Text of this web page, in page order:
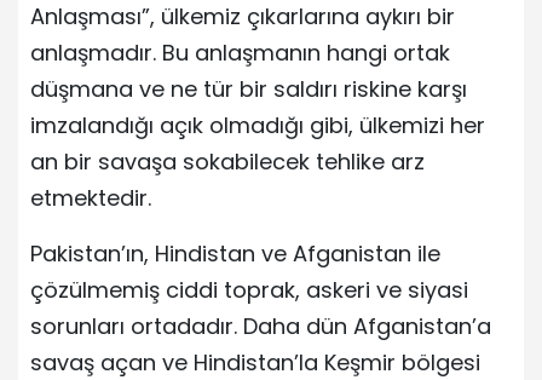
Anlaşması”, ülkemiz çıkarlarına aykırı bir
anlaşmadır. Bu anlaşmanın hangi ortak
düşmana ve ne tür bir saldırı riskine karşı
imzalandığı açık olmadığı gibi, ülkemizi her
an bir savaşa sokabilecek tehlike arz
etmektedir.
Pakistan’ın, Hindistan ve Afganistan ile
çözülmemiş ciddi toprak, askeri ve siyasi
sorunları ortadadır. Daha dün Afganistan’a
savaş açan ve Hindistan’la Keşmir bölgesi